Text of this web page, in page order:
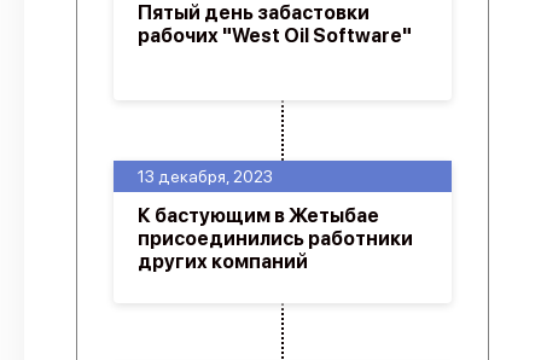
13 декабря, 2023
К бастующим в Жетыбае
присоединились работники
других компаний
Пятый день забастовки
рабочих "West Oil Software"